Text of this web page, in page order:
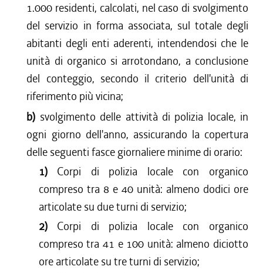
1.000 residenti, calcolati, nel caso di svolgimento
del servizio in forma associata, sul totale degli
abitanti degli enti aderenti, intendendosi che le
unità di organico si arrotondano, a conclusione
del conteggio, secondo il criterio dell'unità di
riferimento più vicina;
b) svolgimento delle attività di polizia locale, in
ogni giorno dell'anno, assicurando la copertura
delle seguenti fasce giornaliere minime di orario:
1) Corpi di polizia locale con organico
compreso tra 8 e 40 unità: almeno dodici ore
articolate su due turni di servizio;
2) Corpi di polizia locale con organico
compreso tra 41 e 100 unità: almeno diciotto
ore articolate su tre turni di servizio;